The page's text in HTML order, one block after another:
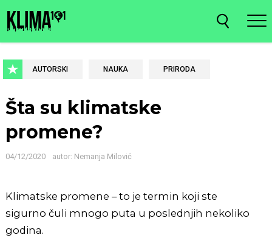
AUTORSKI NAUKA PRIRODA
Šta su klimatske
promene?
04/12/2020 autor: Nemanja Milović
Klimatske promene – to je termin koji ste
sigurno čuli mnogo puta u poslednjih nekoliko
godina.